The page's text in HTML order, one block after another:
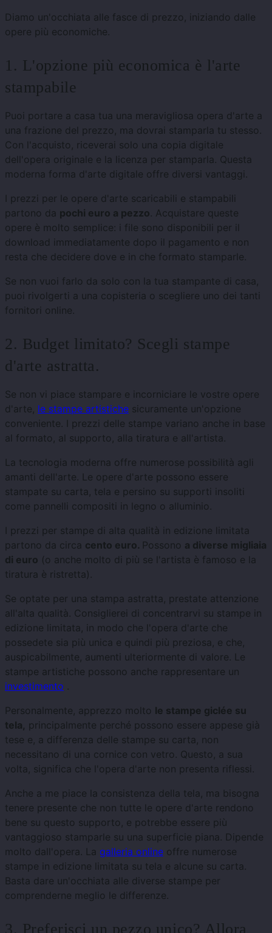
Diamo un'occhiata alle fasce di prezzo, iniziando dalle
opere più economiche.
1. L'opzione più economica è l'arte
stampabile
Puoi portare a casa tua una meravigliosa opera d'arte a
una frazione del prezzo, ma dovrai stamparla tu stesso.
Con l'acquisto, riceverai solo una copia digitale
dell'opera originale e la licenza per stamparla. Questa
moderna forma d'arte digitale offre diversi vantaggi.
I prezzi per le opere d'arte scaricabili e stampabili
partono da pochi euro a pezzo. Acquistare queste
opere è molto semplice: i file sono disponibili per il
download immediatamente dopo il pagamento e non
resta che decidere dove e in che formato stamparle.
Se non vuoi farlo da solo con la tua stampante di casa,
puoi rivolgerti a una copisteria o scegliere uno dei tanti
fornitori online.
2. Budget limitato? Scegli stampe
d'arte astratta.
Se non vi piace stampare e incorniciare le vostre opere
d'arte, le stampe artistiche sicuramente un'opzione
conveniente. I prezzi delle stampe variano anche in base
al formato, al supporto, alla tiratura e all'artista.
La tecnologia moderna offre numerose possibilità agli
amanti dell'arte. Le opere d'arte possono essere
stampate su carta, tela e persino su supporti insoliti
come pannelli compositi in legno o alluminio.
I prezzi per stampe di alta qualità in edizione limitata
partono da circa cento euro. Possono a diverse migliaia
di euro (o anche molto di più se l'artista è famoso e la
tiratura è ristretta).
Se optate per una stampa astratta, prestate attenzione
all'alta qualità. Consiglierei di concentrarvi su stampe in
edizione limitata, in modo che l'opera d'arte che
possedete sia più unica e quindi più preziosa, e che,
auspicabilmente, aumenti ulteriormente di valore. Le
stampe artistiche possono anche rappresentare un
investimento .
Personalmente, apprezzo molto le stampe giclée su
tela, principalmente perché possono essere appese già
tese e, a differenza delle stampe su carta, non
necessitano di una cornice con vetro. Questo, a sua
volta, significa che l'opera d'arte non presenta riflessi.
Anche a me piace la consistenza della tela, ma bisogna
tenere presente che non tutte le opere d'arte rendono
bene su questo supporto, e potrebbe essere più
vantaggioso stamparle su una superficie piana. Dipende
molto dall'opera. La galleria online offre numerose
stampe in edizione limitata su tela e alcune su carta.
Basta dare un'occhiata alle diverse stampe per
comprenderne meglio le differenze.
3. Preferisci un pezzo unico? Allora